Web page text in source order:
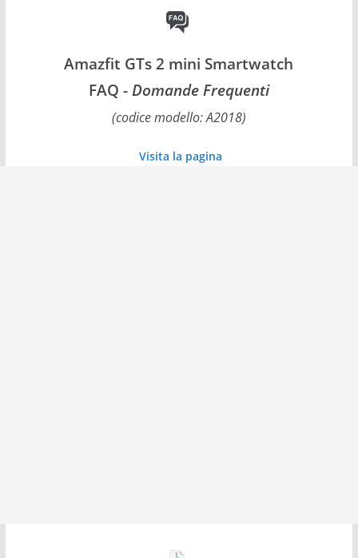
Amazfit GTs 2 mini Smartwatch
FAQ - Domande Frequenti
(codice modello: A2018)
Visita la pagina